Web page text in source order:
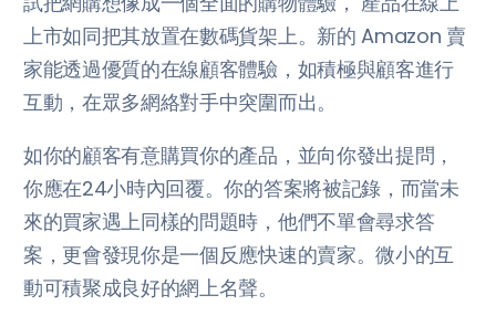
上市如同把其放置在數碼貨架上。新的 Amazon 賣
家能透過優質的在線顧客體驗，如積極與顧客進行
互動，在眾多網絡對手中突圍而出。
如你的顧客有意購買你的產品，並向你發出提問，
你應在24小時內回覆。你的答案將被記錄，而當未
來的買家遇上同樣的問題時，他們不單會尋求答
案，更會發現你是一個反應快速的賣家。微小的互
動可積聚成良好的網上名聲。